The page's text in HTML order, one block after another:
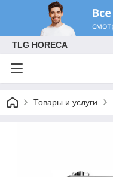
TLG HORECA
Товары и услуги